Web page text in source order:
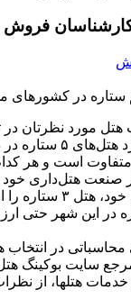
کارشناسان فروش
هم ستاره در
هتل مورد نظرتان در
متفاوت است و هر
صنعت هتل‌داری خود
یا اگر برای تور
هتل‌های ۳ ستاره در این
در انتخاب
سایت بوکینگ
هتلها، از